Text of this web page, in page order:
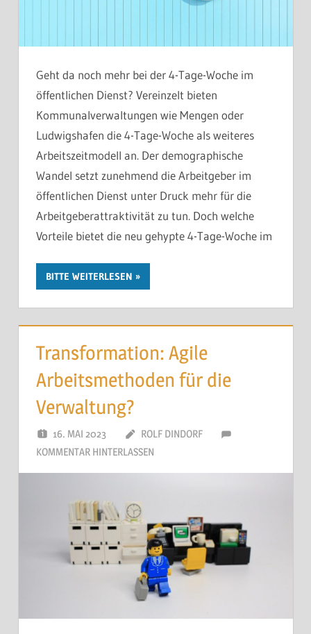
Geht da noch mehr bei der 4-Tage-Woche im
öffentlichen Dienst? Vereinzelt bieten
Kommunalverwaltungen wie Mengen oder
Ludwigshafen die 4-Tage-Woche als weiteres
Arbeitszeitmodell an. Der demographische
Wandel setzt zunehmend die Arbeitgeber im
öffentlichen Dienst unter Druck mehr für die
Arbeitgeberattraktivität zu tun. Doch welche
Vorteile bietet die neu gehypte 4-Tage-Woche im
BITTE WEITERLESEN
Transformation: Agile
Arbeitsmethoden für die
Verwaltung?
16. MAI 2023
ROLF DINDORF
KOMMENTAR HINTERLASSEN